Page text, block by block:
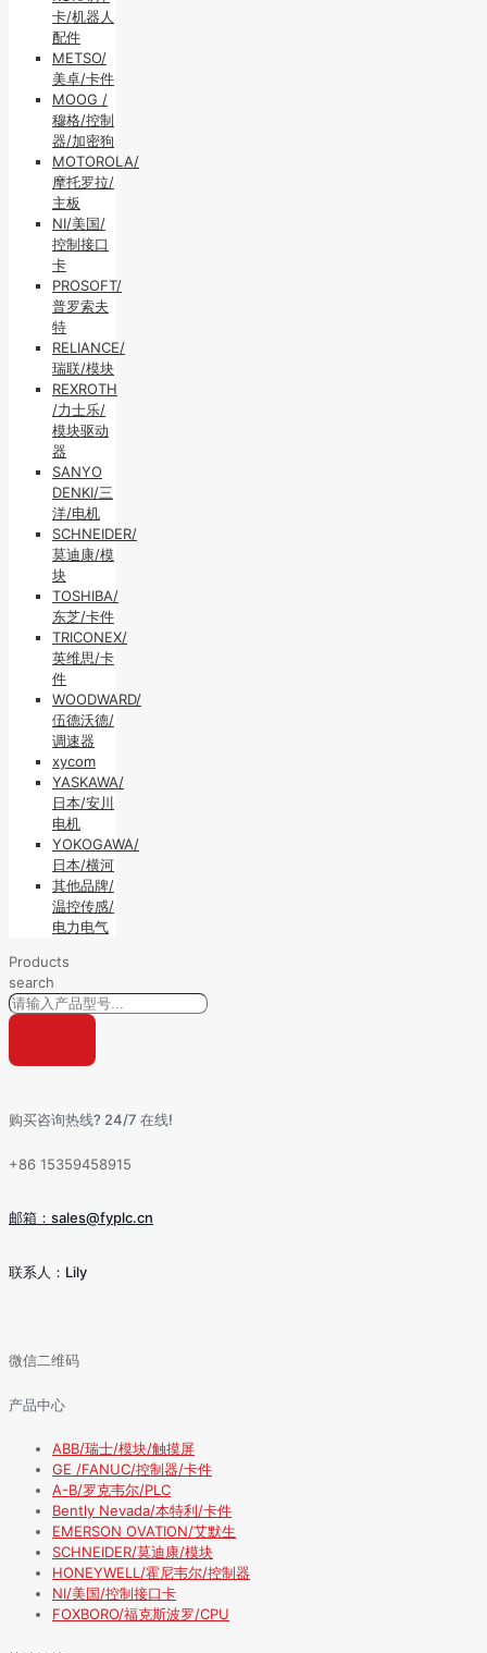
卡/机器人
配件
METSO/
美卓/卡件
MOOG /
穆格/控制
器/加密狗
MOTOROLA/
摩托罗拉/
主板
NI/美国/
控制接口
卡
PROSOFT/
普罗索夫
特
RELIANCE/
瑞联/模块
REXROTH
/力士乐/
模块驱动
器
SANYO
DENKI/三
洋/电机
SCHNEIDER/
莫迪康/模
块
TOSHIBA/
东芝/卡件
TRICONEX/
英维思/卡
件
WOODWARD/
伍德沃德/
调速器
xycom
YASKAWA/
日本/安川
电机
YOKOGAWA/
日本/横河
其他品牌/
温控传感/
电力电气
Products
search
购买咨询热线? 24/7 在线!
+86 15359458915
邮箱：sales@fyplc.cn
联系人：Lily
微信二维码
产品中心
ABB/瑞士/模块/触摸屏
GE /FANUC/控制器/卡件
A-B/罗克韦尔/PLC
Bently Nevada/本特利/卡件
EMERSON OVATION/艾默生
SCHNEIDER/莫迪康/模块
HONEYWELL/霍尼韦尔/控制器
NI/美国/控制接口卡
FOXBORO/福克斯波罗/CPU